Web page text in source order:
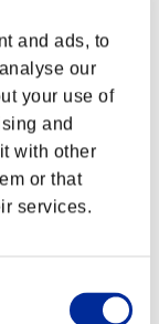
and ads, to
our
your use of
and
with other
or that
services.